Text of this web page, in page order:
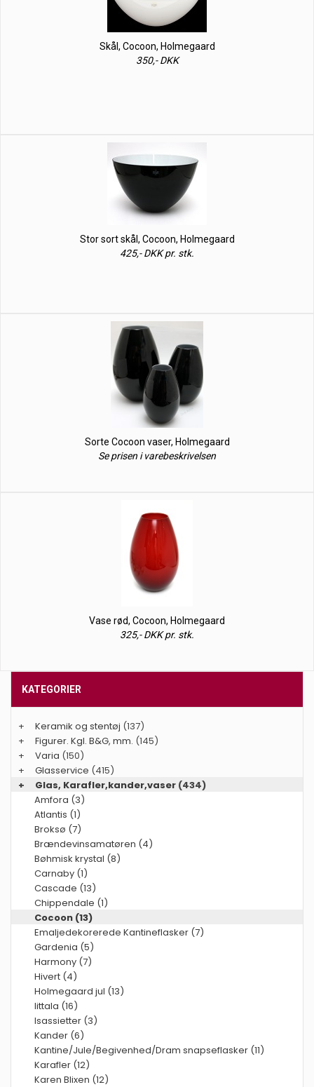
Skål, Cocoon, Holmegaard
350,- DKK
Stor sort skål, Cocoon, Holmegaard
425,- DKK pr. stk.
Sorte Cocoon vaser, Holmegaard
Se prisen i varebeskrivelsen
Vase rød, Cocoon, Holmegaard
325,- DKK pr. stk.
KATEGORIER
+ Keramik og stentøj (137)
+
Figurer. Kgl. B&G, mm. (145)
+
Varia (150)
+
Glasservice (415)
+
Glas, Karafler,kander,vaser (434)
Amfora (3)
Atlantis (1)
Broksø (7)
Brændevinsamatøren (4)
Bøhmisk krystal (8)
Carnaby (1)
Cascade (13)
Chippendale (1)
Cocoon (13)
Emaljedekorerede Kantineflasker (7)
Gardenia (5)
Harmony (7)
Hivert (4)
Holmegaard jul (13)
Iittala (16)
Isassietter (3)
Kander (6)
Kantine/Jule/Begivenhed/Dram snapseflasker (11)
Karafler (12)
Karen Blixen (12)